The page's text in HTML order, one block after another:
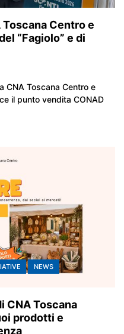
Centro e
“Fagiolo” e di
CNA Toscana Centro e
il punto vendita CONAD
NEWS
CNA Toscana
prodotti e